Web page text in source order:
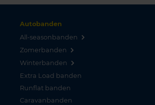
Autobanden
All-seasonbanden
Zomerbanden
Winterbanden
Extra Load banden
Runflat banden
Caravanbanden